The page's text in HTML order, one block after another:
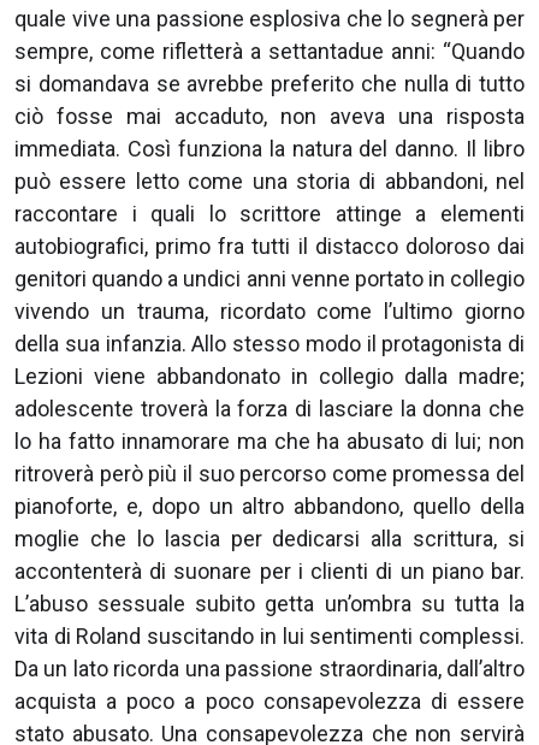
quale vive una passione esplosiva che lo segnerà per
sempre, come rifletterà a settantadue anni: “Quando
si domandava se avrebbe preferito che nulla di tutto
ciò fosse mai accaduto, non aveva una risposta
immediata. Così funziona la natura del danno. Il libro
può essere letto come una storia di abbandoni, nel
raccontare i quali lo scrittore attinge a elementi
autobiografici, primo fra tutti il distacco doloroso dai
genitori quando a undici anni venne portato in collegio
vivendo un trauma, ricordato come l’ultimo giorno
della sua infanzia. Allo stesso modo il protagonista di
Lezioni viene abbandonato in collegio dalla madre;
adolescente troverà la forza di lasciare la donna che
lo ha fatto innamorare ma che ha abusato di lui; non
ritroverà però più il suo percorso come promessa del
pianoforte, e, dopo un altro abbandono, quello della
moglie che lo lascia per dedicarsi alla scrittura, si
accontenterà di suonare per i clienti di un piano bar.
L’abuso sessuale subito getta un’ombra su tutta la
vita di Roland suscitando in lui sentimenti complessi.
Da un lato ricorda una passione straordinaria, dall’altro
acquista a poco a poco consapevolezza di essere
stato abusato. Una consapevolezza che non servirà